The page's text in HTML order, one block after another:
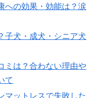
への効果・効能は？涙
子犬・成犬・シニア犬
ミは？合わない理由や
て
マットレスで失敗した